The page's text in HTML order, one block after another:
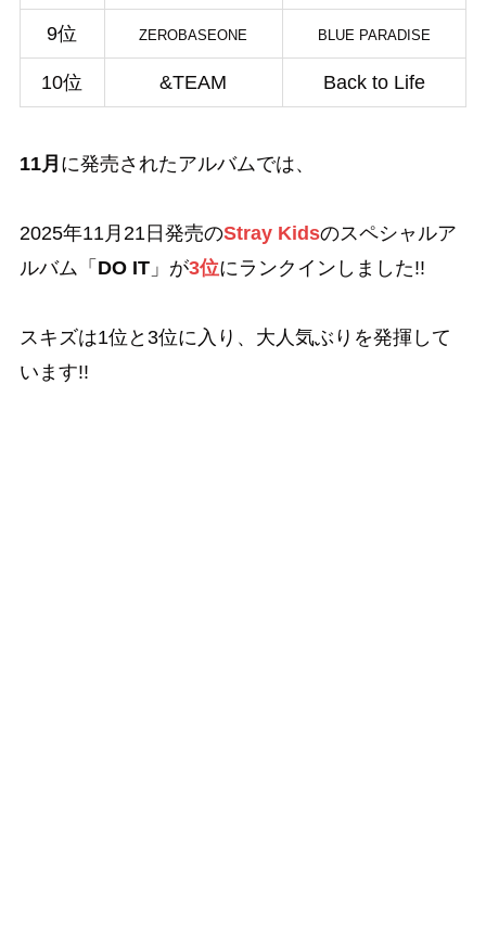
9位 ZEROBASEONE BLUE PARADISE
10位 &TEAM Back to Life
11月 に発売されたアルバムでは、
2025年11月21日発売のStray Kidsのスペシャルア
ルバム「 DO IT」が3位にランクインしました!!
スキズは1位と3位に入り、大人気ぶりを発揮して
います!!